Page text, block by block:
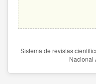
Sistema de revistas
Nacional